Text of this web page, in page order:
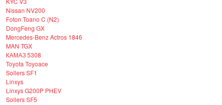
Nissan NV200
Foton Toano C (N2)
DongFeng GX
Mercedes-Benz Actros 1846
MAN TGX
КАМАЗ 5308
Toyota Toyoace
Sollers SF1
Linxys
Linxys G200P PHEV
Sollers SF5